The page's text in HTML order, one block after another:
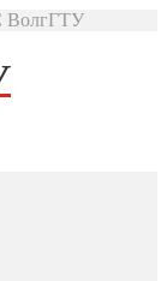
ВолгГТУ